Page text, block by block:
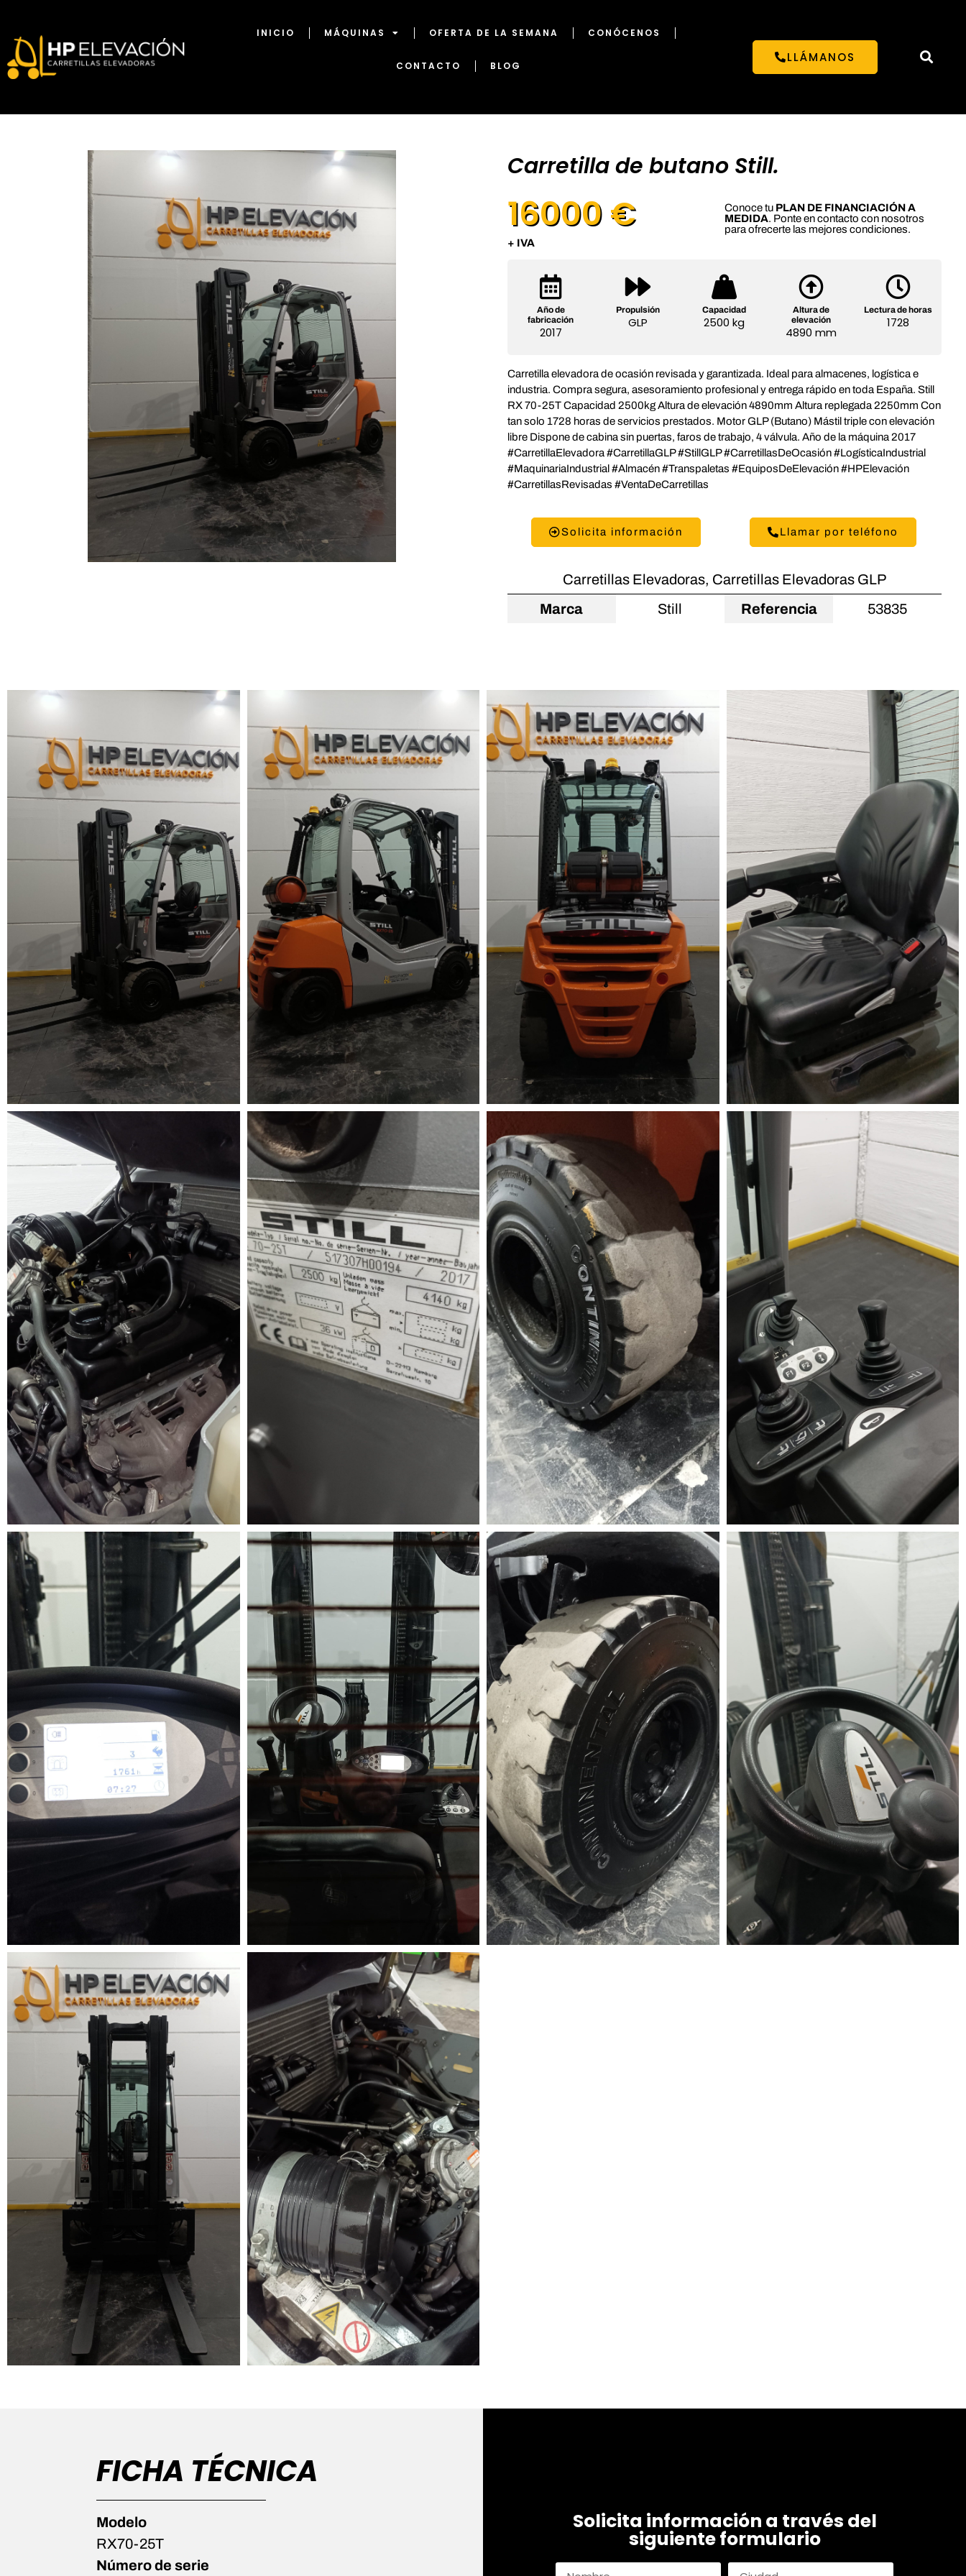
INICIO MÁQUINAS OFERTA DE LA SEMANA CONÓCENOS
CONTACTO BLOG
LLÁMANOS
Carretilla de butano Still.
16000 €
+ IVA
Conoce tu PLAN DE FINANCIACIÓN A
MEDIDA. Ponte en contacto con nosotros
para ofrecerte las mejores condiciones.
Año de
fabricación
2017
Propulsión
GLP
Capacidad
2500 kg
Altura de
elevación
4890 mm
Lectura de horas
1728
Carretilla elevadora de ocasión revisada y garantizada. Ideal para almacenes, logística e
industria. Compra segura, asesoramiento profesional y entrega rápido en toda España. Still
RX 70-25T Capacidad 2500kg Altura de elevación 4890mm Altura replegada 2250mm Con
tan solo 1728 horas de servicios prestados. Motor GLP (Butano) Mástil triple con elevación
libre Dispone de cabina sin puertas, faros de trabajo, 4 válvula. Año de la máquina 2017
#CarretillaElevadora #CarretillaGLP #StillGLP #CarretillasDeOcasión #LogísticaIndustrial
#MaquinariaIndustrial #Almacén #Transpaletas #EquiposDeElevación #HPElevación
#CarretillasRevisadas #VentaDeCarretillas
Solicita información Llamar por teléfono
Carretillas Elevadoras, Carretillas Elevadoras GLP
Marca
Still Referencia 53835
FICHA TÉCNICA
Modelo
RX70-25T
Número de serie
Solicita información a través del
siguiente formulario